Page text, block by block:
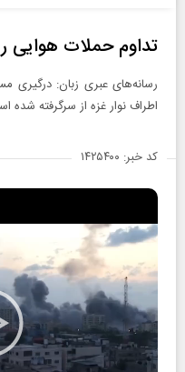
تداوم حملات هوایی
رسانه‌های عبری زبان: درگیری
اطراف نوار غزه از سرگرفته شده
کد خبر: ۱۴۲۵۴۰۰